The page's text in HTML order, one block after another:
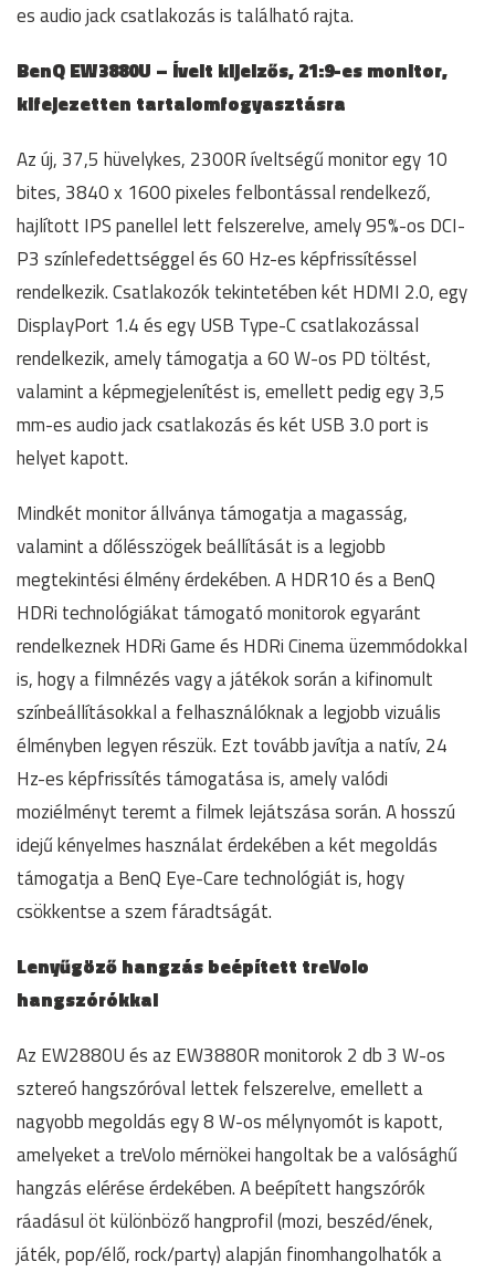
es audio jack csatlakozás is található rajta.
BenQ EW3880U – Ívelt kijelzős, 21:9-es monitor,
kifejezetten tartalomfogyasztásra
Az új, 37,5 hüvelykes, 2300R íveltségű monitor egy 10
bites, 3840 x 1600 pixeles felbontással rendelkező,
hajlított IPS panellel lett felszerelve, amely 95%-os DCI-
P3 színlefedettséggel és 60 Hz-es képfrissítéssel
rendelkezik. Csatlakozók tekintetében két HDMI 2.0, egy
DisplayPort 1.4 és egy USB Type-C csatlakozással
rendelkezik, amely támogatja a 60 W-os PD töltést,
valamint a képmegjelenítést is, emellett pedig egy 3,5
mm-es audio jack csatlakozás és két USB 3.0 port is
helyet kapott.
Mindkét monitor állványa támogatja a magasság,
valamint a dőlésszögek beállítását is a legjobb
megtekintési élmény érdekében. A HDR10 és a BenQ
HDRi technológiákat támogató monitorok egyaránt
rendelkeznek HDRi Game és HDRi Cinema üzemmódokkal
is, hogy a filmnézés vagy a játékok során a kifinomult
színbeállításokkal a felhasználóknak a legjobb vizuális
élményben legyen részük. Ezt tovább javítja a natív, 24
Hz-es képfrissítés támogatása is, amely valódi
moziélményt teremt a filmek lejátszása során. A hosszú
idejű kényelmes használat érdekében a két megoldás
támogatja a BenQ Eye-Care technológiát is, hogy
csökkentse a szem fáradtságát.
Lenyűgöző hangzás beépített treVolo
hangszórókkal
Az EW2880U és az EW3880R monitorok 2 db 3 W-os
sztereó hangszóróval lettek felszerelve, emellett a
nagyobb megoldás egy 8 W-os mélynyomót is kapott,
amelyeket a treVolo mérnökei hangoltak be a valósághű
hangzás elérése érdekében. A beépített hangszórók
ráadásul öt különböző hangprofil (mozi, beszéd/ének,
játék, pop/élő, rock/party) alapján finomhangolhatók a